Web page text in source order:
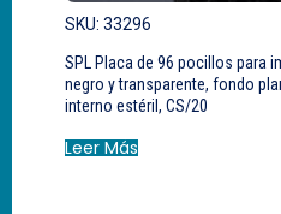
SKU: 33296
SPL Placa de 96 pocillos para
negro y transparente, fondo
interno estéril, CS/20
Leer Más